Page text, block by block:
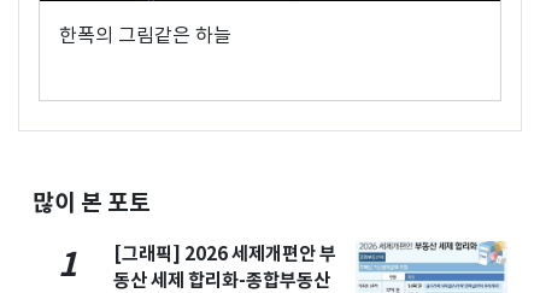
한폭의 그림같은 하늘
많이 본 포토
1
[그래픽] 2026 세제개편안 부
동산 세제 합리화-종합부동산